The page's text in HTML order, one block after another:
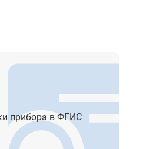
прибора в ФГИС